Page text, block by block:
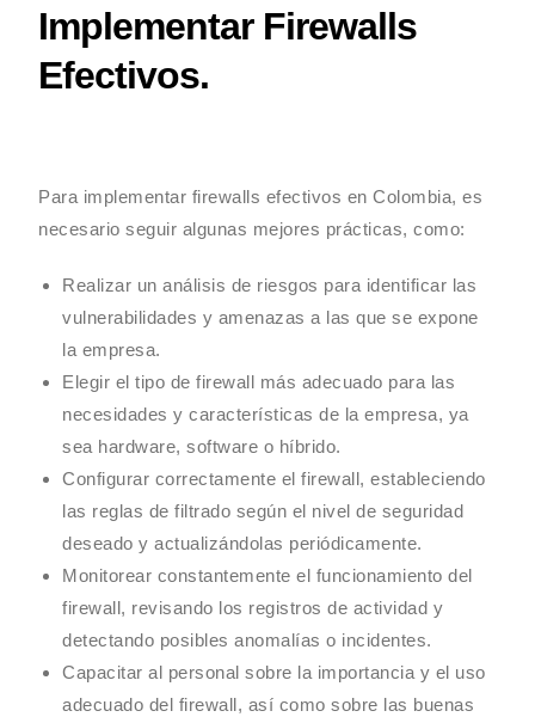
Implementar Firewalls
Efectivos.
Para implementar firewalls efectivos en Colombia, es
necesario seguir algunas mejores prácticas, como:
Realizar un análisis de riesgos para identificar las
vulnerabilidades y amenazas a las que se expone
la empresa.
Elegir el tipo de firewall más adecuado para las
necesidades y características de la empresa, ya
sea hardware, software o híbrido.
Configurar correctamente el firewall, estableciendo
las reglas de filtrado según el nivel de seguridad
deseado y actualizándolas periódicamente.
Monitorear constantemente el funcionamiento del
firewall, revisando los registros de actividad y
detectando posibles anomalías o incidentes.
Capacitar al personal sobre la importancia y el uso
adecuado del firewall, así como sobre las buenas